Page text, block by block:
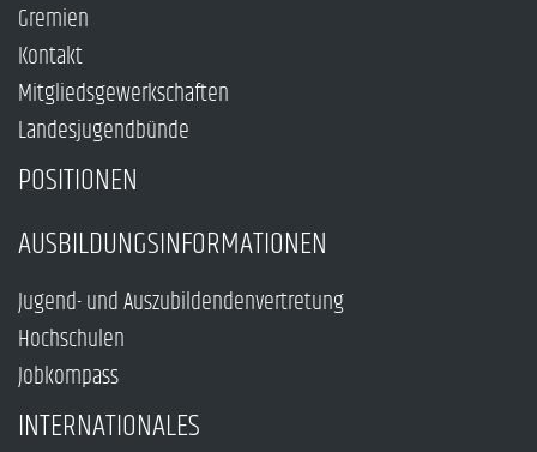
Gremien
Kontakt
Mitgliedsgewerkschaften
Landesjugendbünde
POSITIONEN
AUSBILDUNGSINFORMATIONEN
Jugend- und Auszubildendenvertretung
Hochschulen
Jobkompass
INTERNATIONALES